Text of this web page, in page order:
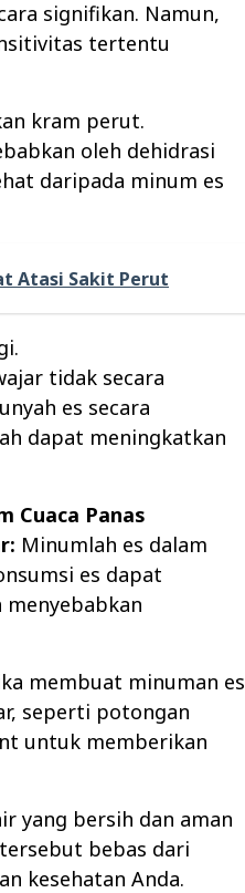
signifikan. Namun,
tertentu
kram perut.
oleh dehidrasi
daripada minum es
Atasi Sakit Perut
tidak secara
es secara
dapat meningkatkan
Cuaca Panas
Minumlah es dalam
es dapat
membuat minuman es
seperti potongan
untuk memberikan
yang bersih dan aman
bebas dari
kesehatan Anda.